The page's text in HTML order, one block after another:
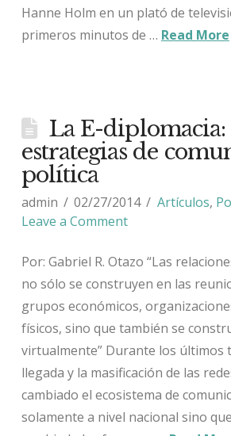
Hanne Holm en un plató de
primeros minutos de … Read More
La E-diplomacia:
estrategias de
política
admin 02/27/2014 Artículos,
Leave a Comment
Por: Gabriel R. Otazo “Las
no sólo se construyen en las
grupos económicos,
físicos, sino que también se
virtualmente” Durante los últimos
llegada y la masificación de las
cambiado el ecosistema de
solamente a nivel nacional sino